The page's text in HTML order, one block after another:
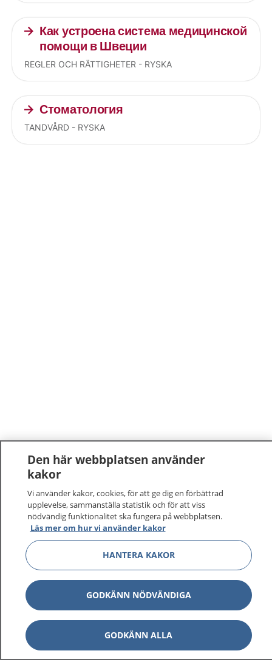
Как устроена система медицинской
помощи в Швеции
REGLER OCH RÄTTIGHETER - RYSKA
Стоматология
TANDVÅRD - RYSKA
1177–tryggt om din hälsa och vård
På 1177.se får du råd om hälsa och information om
sjukdomar och vilka mottagningar du kan kontakta.
Logga in för att läsa din journal och göra dina
vårdärenden. Ring telefonnummer 1177 för
sjukvårdsrådgivning dygnet runt.
1177 ger dig råd när du vill må bättre.
Den här webbplatsen använder
kakor
Vi använder kakor, cookies, för att ge dig en förbättrad
upplevelse, sammanställa statistik och för att viss
nödvändig funktionalitet ska fungera på webbplatsen.
Läs mer om hur vi använder kakor
HANTERA KAKOR
GODKÄNN NÖDVÄNDIGA
GODKÄNN ALLA